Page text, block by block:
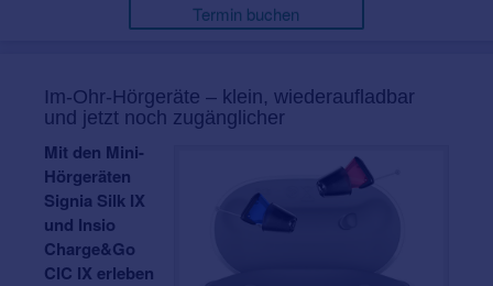
Termin buchen
Im-Ohr-Hörgeräte – klein, wiederaufladbar
und jetzt noch zugänglicher
Mit den Mini-
Hörgeräten
Signia Silk IX
und Insio
Charge&Go
CIC IX erleben